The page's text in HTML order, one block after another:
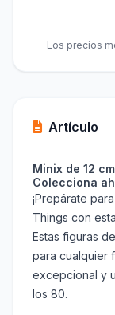
Los precios
Artículo
Minix de 12
Colecciona
¡Prepárate
Things con
Estas figuras
para cualquier
excepcional y
los 80.